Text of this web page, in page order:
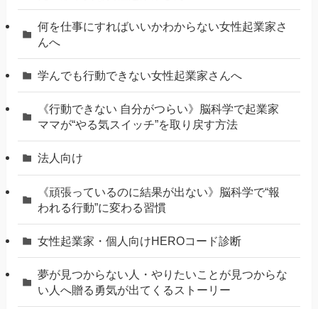
何を仕事にすればいいかわからない女性起業家さ
んへ
学んでも行動できない女性起業家さんへ
《行動できない 自分がつらい》脳科学で起業家
ママが“やる気スイッチ”を取り戻す方法
法人向け
《頑張っているのに結果が出ない》脳科学で“報
われる行動”に変わる習慣
女性起業家・個人向けHEROコード診断
夢が見つからない人・やりたいことが見つからな
い人へ贈る勇気が出てくるストーリー